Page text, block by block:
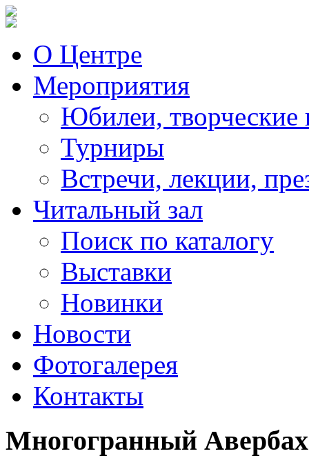
О Центре
Мероприятия
Юбилеи, творческие
Турниры
Встречи, лекции,
Читальный зал
Поиск по каталогу
Выставки
Новинки
Новости
Фотогалерея
Контакты
Многогранный Авербах